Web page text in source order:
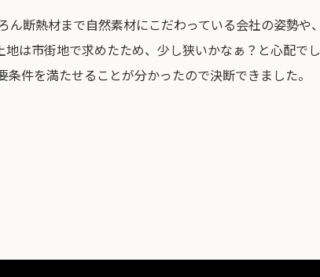
断熱材まで自然素材にこだわっている会社の姿勢や、
は市街地で求めたため、少し狭いかなぁ？と心配でし
件を満たせることが分かったので決断できました。